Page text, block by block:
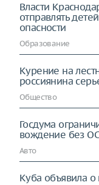
Власти
отправлять
опасности
Образование
Курение на
россиянина
Общество
Госдума
вождение без
Авто
Куба объявила о